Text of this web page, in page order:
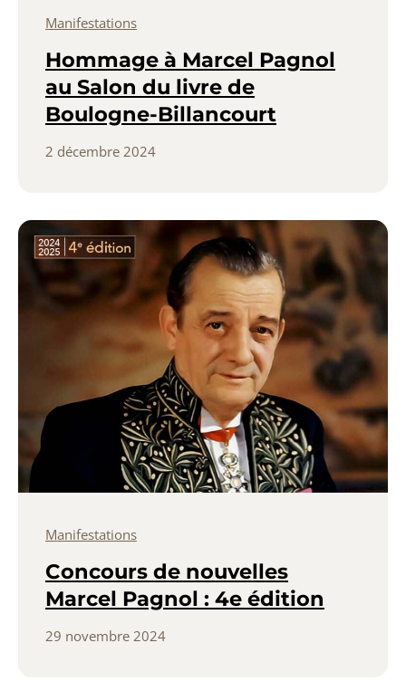
Manifestations
Hommage à Marcel Pagnol
au Salon du livre de
Boulogne-Billancourt
2 décembre 2024
Manifestations
Concours de nouvelles
Marcel Pagnol : 4e édition
29 novembre 2024